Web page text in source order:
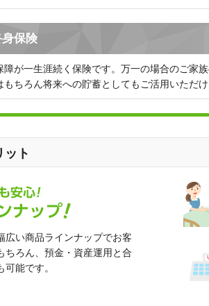
保険
障が一生涯続く保険です。万一の場合のご家
もちろん将来への貯蓄としてもご活用いただけ
ット
広い商品ラインナップでお客
ちろん、預金・資産運用と合
能です。